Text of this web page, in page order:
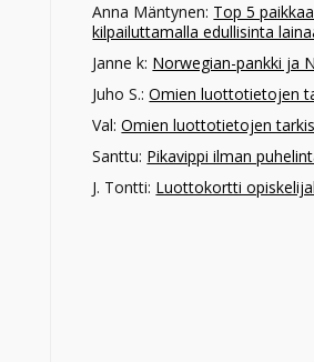
Anna Mäntynen: Top 5
kilpailuttamalla edullisinta
Janne k: Norwegian-pankki ja
Juho S.:Omien luottotietojen
Val:Omien luottotietojen
Santtu: Pikavippi ilman
J. Tontti: Luottokortti